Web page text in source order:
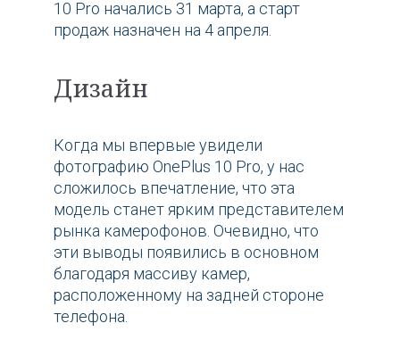
10 Pro начались 31 марта, а старт
продаж назначен на 4 апреля.
Дизайн
Когда мы впервые увидели
фотографию OnePlus 10 Pro, у нас
сложилось впечатление, что эта
модель станет ярким представителем
рынка камерофонов. Очевидно, что
эти выводы появились в основном
благодаря массиву камер,
расположенному на задней стороне
телефона.